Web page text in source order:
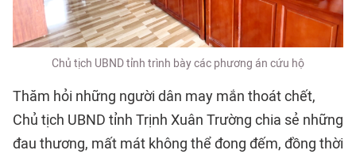
Chủ tịch UBND tỉnh trình bày các phương án cứu hộ
Thăm hỏi những người dân may mắn thoát chết,
Chủ tịch UBND tỉnh Trịnh Xuân Trường chia sẻ những
đau thương, mất mát không thể đong đếm, đồng thời